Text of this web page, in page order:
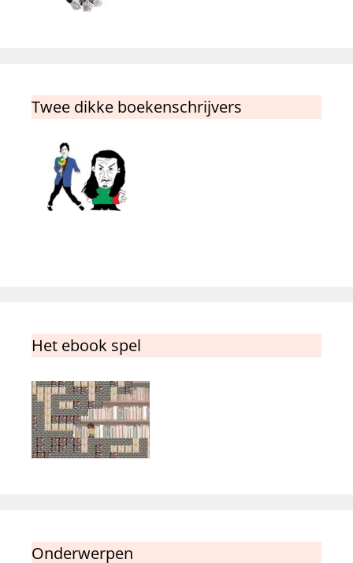
Twee dikke boekenschrijvers
Het ebook spel
Onderwerpen